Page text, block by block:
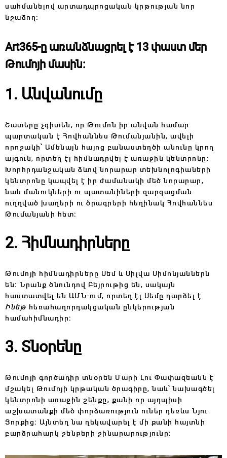
սահմանելով արտադպրոցական կրթության նոր
նշաձող։
Art365-ը առանձնացրել է 13 փաստ մեր
Թումոյի մասին։
1. Անվանումը
Շատերը չգիտեն, որ Թումոն իր անվան համար
պարտական է Հովհաննես Թումանյանին, ավելի
որոշակի՝ Ամենայն հայոց բանաստեղծի անունը կրող
այգուն, որտեղ էլ հիմնադրվել է առաջին կենտրոնը։
Խորհրդանշական ձևով նորարար տեխնոլոգիաների
կենտրոնը կապվել է իր ժամանակի մեծ նորարար,
նաև մանուկների ու պատանիների զարգացման
ուղղված խաղերի ու ծրագրերի հեղինակ Հովհաննես
Թումանյանի հետ։
2. Հիմնադիրները
Թումոյի հիմնադիրները Սեմ և Սիլվա Սիմոնյաններն
են։ Նրանք ծնունդով Բեյրութից են, սակայն
հաստատվել են ԱՄՆ-ում, որտեղ էլ Սեմը դարձել է
Ինեթ հեռահաղորդակցական ընկերության
համահիմնադիր։
3. Տնօրենը
Թումոյի գործադիր տնօրեն Մարի Լու Փափազեանն է
մշակել Թումոյի կրթական ծրագիրը, նաև՝ նախագծել
կենտրոնի առաջին շենքը, քանի որ այդպիսի
աշխատանքի մեծ փորձառություն ուներ դեռևս Նյու
Յորքից։ Այնտեղ նա ղեկավարել է մի քանի հայտնի
բարձրահարկ շենքերի շինարարությունը։